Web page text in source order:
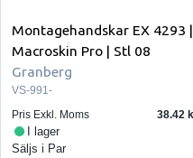
Montagehandskar EX 4293 |
Macroskin Pro | Stl 08
Granberg
VS-991-
Pris Exkl. Moms
38.42
I lager
Säljs i Par